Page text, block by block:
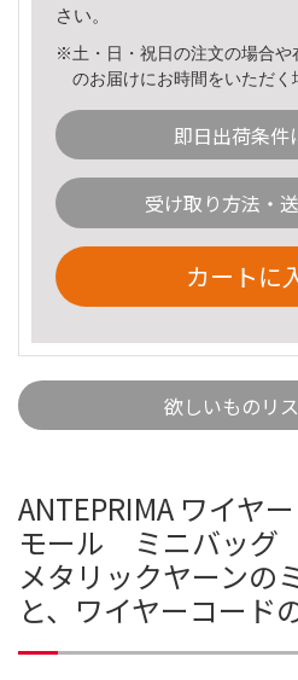
さい。
※土・日・祝日の注文の場合や
のお届けにお時間をいただく
即日出荷条件
受け取り方法・
カートに
欲しいものリ
ANTEPRIMA ワイ
モール ミニバッグ
メタリックヤーンの
と、ワイヤーコード